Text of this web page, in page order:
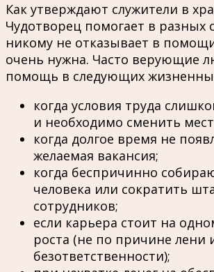
Как утверждают служители в
Чудотворец помогает в разных
никому не отказывает в
очень нужна. Часто верующие
помощь в следующих
когда условия труда
и необходимо сменить
когда долгое время не
желаемая вакансия;
когда беспричинно
человека или сократить
сотрудников;
если карьера стоит на
роста (не по причине лени
безответственности);